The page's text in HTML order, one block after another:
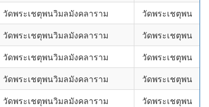
วัดพระเชตุพนวิมลมังคลาราม
วัดพระเชตุพน
วัดพระเชตุพนวิมลมังคลาราม
วัดพระเชตุพน
วัดพระเชตุพนวิมลมังคลาราม
วัดพระเชตุพน
วัดพระเชตุพนวิมลมังคลาราม
วัดพระเชตุพน
วัดพระเชตุพนวิมลมังคลาราม
วัดพระเชตุพน